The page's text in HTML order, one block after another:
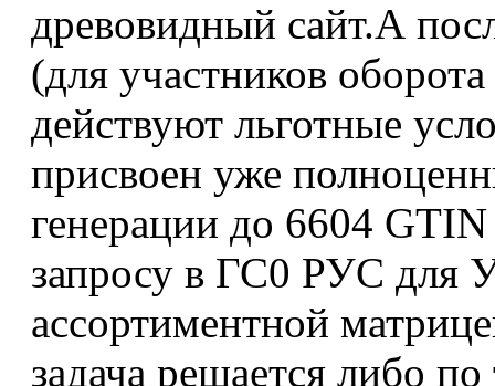
древовидный сайт.А
(для участников
действуют льготные
присвоен уже
генерации до 6604
запросу в ГС0 РУС для
ассортиментной
задача решается либо